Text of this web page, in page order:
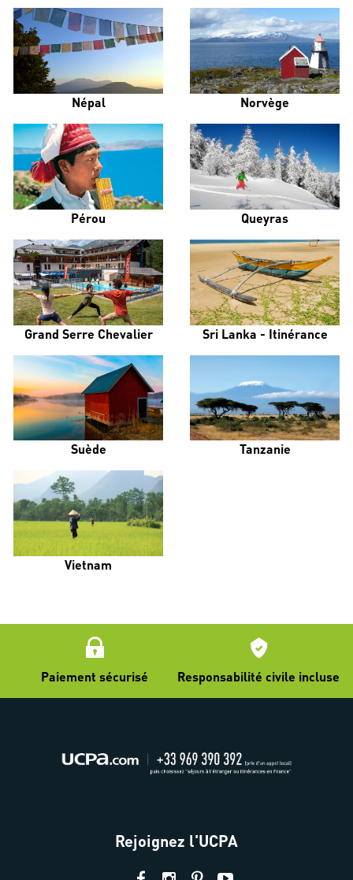
Népal Norvège
Pérou Queyras
Grand Serre Chevalier Sri Lanka - Itinérance
Suède Tanzanie
Vietnam
Paiement sécurisé Responsabilité civile incluse
Rejoignez l'UCPA